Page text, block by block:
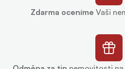
Zdarma oceníme Vaši